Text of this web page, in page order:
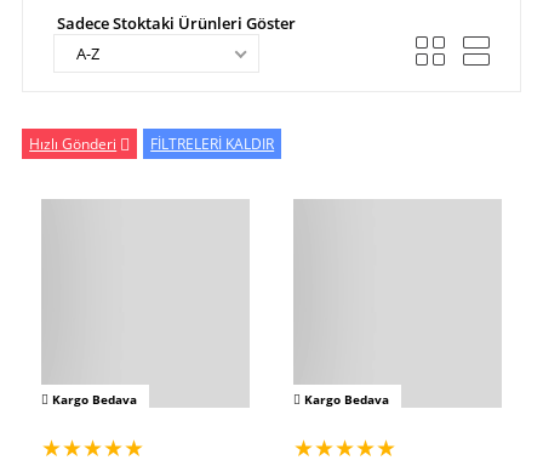
Sadece Stoktaki Ürünleri Göster
A-Z
Hızlı Gönderi FİLTRELERİ KALDIR
Kargo Bedava
★★★★★
Kargo Bedava
★★★★★